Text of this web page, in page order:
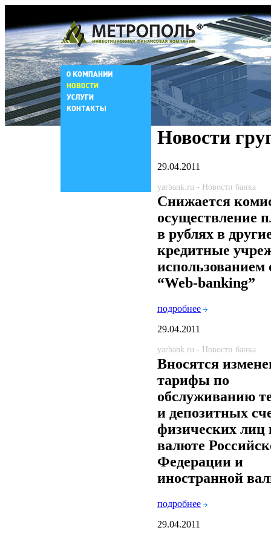
Новости
29.04.2011
yarbank.ru - Новости банка
Снижается
осуществление
в рублях в
кредитные
использованием
“Web-banking”
подробнее
29.04.2011
yarbank.ru - Новости банка
Вносятся
тарифы по
обслуживанию
и депозитных
физических лиц
валюте
Федерации и
иностранной
подробнее
29.04.2011